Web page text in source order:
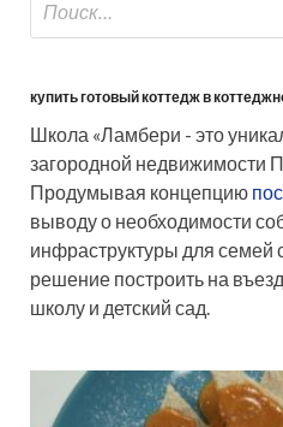
купить готовый коттедж в
Школа «Ламбери - это
загородной недвижимости
Продумывая концепцию
выводу о необходимости
инфраструктуры для семей
решение построить на
школу и детский сад.